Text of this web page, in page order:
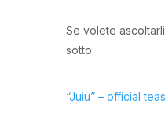
Se volete
sotto:
“Juiu” – official